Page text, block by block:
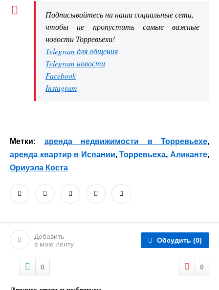
Подписывайтесь на наши социальные сети,
чтобы не пропустить самые важные
новости Торревьехи!
Telegram для общения
Telegram новости
Facebook
Instagram
Метки: аренда недвижимости в Торревьехе,
аренда квартир в Испании,Торревьеха,Аликанте,
Ориуэла Коста
Добавить
в мою ленту
Обсудить (0)
0 0